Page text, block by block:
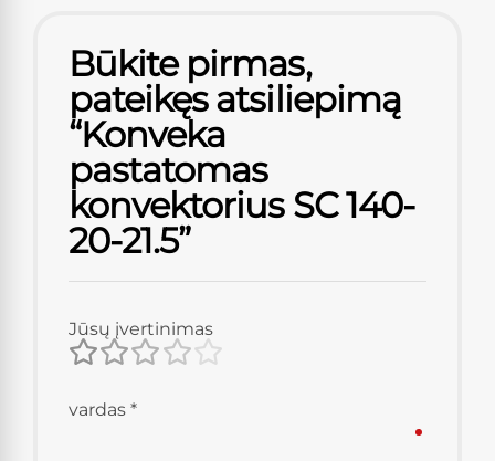
Būkite pirmas,
pateikęs atsiliepimą
“Konveka
pastatomas
konvektorius SC 140-
20-21.5”
Jūsų įvertinimas
vardas *